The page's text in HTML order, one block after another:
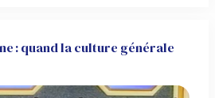
: quand la culture générale